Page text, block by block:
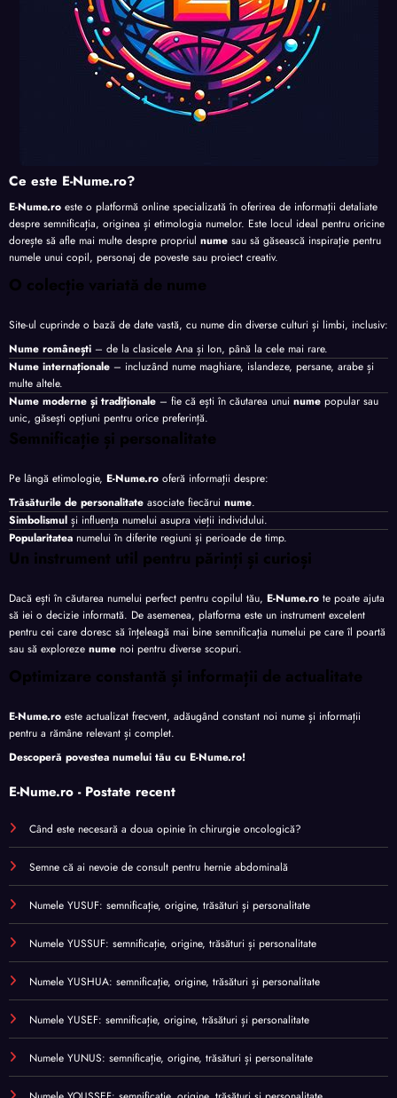
Ce este E-Nume.ro?
E-Nume.ro este o platformă online specializată în oferirea de informații detaliate
despre semnificația, originea și etimologia numelor. Este locul ideal pentru oricine
dorește să afle mai multe despre propriul nume sau să găsească inspirație pentru
numele unui copil, personaj de poveste sau proiect creativ.
O colecție variată de nume
Site-ul cuprinde o bază de date vastă, cu nume din diverse culturi și limbi, inclusiv:
Nume românești – de la clasicele Ana și Ion, până la cele mai rare.
Nume internaționale – incluzând nume maghiare, islandeze, persane, arabe și
multe altele.
Nume moderne și tradiționale – fie că ești în căutarea unui nume popular sau
unic, găsești opțiuni pentru orice preferință.
Semnificație și personalitate
Pe lângă etimologie, E-Nume.ro oferă informații despre:
Trăsăturile de personalitate asociate fiecărui nume.
Simbolismul și influența numelui asupra vieții individului.
Popularitatea numelui în diferite regiuni și perioade de timp.
Un instrument util pentru părinți și curioși
Dacă ești în căutarea numelui perfect pentru copilul tău, E-Nume.ro te poate ajuta
să iei o decizie informată. De asemenea, platforma este un instrument excelent
pentru cei care doresc să înțeleagă mai bine semnificația numelui pe care îl poartă
sau să exploreze nume noi pentru diverse scopuri.
Optimizare constantă și informații de actualitate
E-Nume.ro este actualizat frecvent, adăugând constant noi nume și informații
pentru a rămâne relevant și complet.
Descoperă povestea numelui tău cu E-Nume.ro!
E-Nume.ro - Postate recent
Când este necesară a doua opinie în chirurgie oncologică?
Semne că ai nevoie de consult pentru hernie abdominală
Numele YUSUF: semnificație, origine, trăsături și personalitate
Numele YUSSUF: semnificație, origine, trăsături și personalitate
Numele YUSHUA: semnificație, origine, trăsături și personalitate
Numele YUSEF: semnificație, origine, trăsături și personalitate
Numele YUNUS: semnificație, origine, trăsături și personalitate